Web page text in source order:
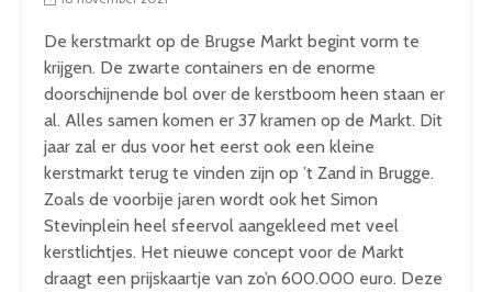
De kerstmarkt op de Brugse Markt begint vorm te
krijgen. De zwarte containers en de enorme
doorschijnende bol over de kerstboom heen staan er
al. Alles samen komen er 37 kramen op de Markt. Dit
jaar zal er dus voor het eerst ook een kleine
kerstmarkt terug te vinden zijn op ’t Zand in Brugge.
Zoals de voorbije jaren wordt ook het Simon
Stevinplein heel sfeervol aangekleed met veel
kerstlichtjes. Het nieuwe concept voor de Markt
draagt een prijskaartje van zo’n 600.000 euro. Deze